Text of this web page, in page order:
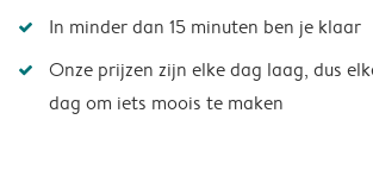
In minder dan 15 minuten ben je klaar
Onze prijzen zijn elke dag laag, dus
dag om iets moois te maken